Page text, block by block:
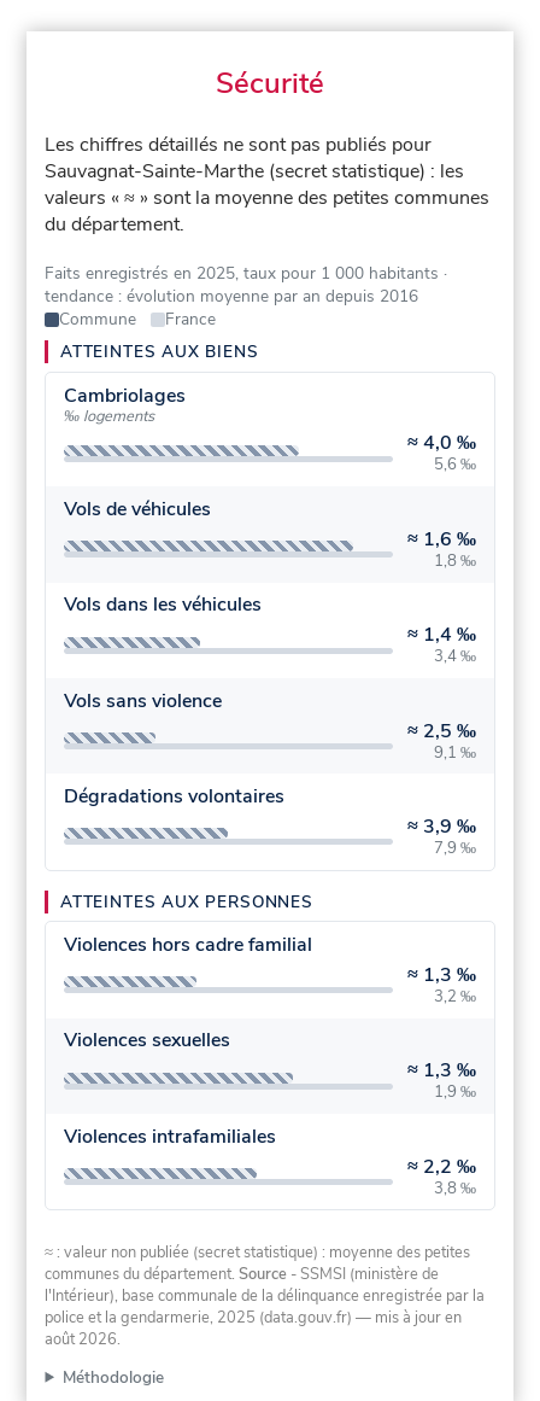
Sécurité
Les chiffres détaillés ne sont pas publiés pour
Sauvagnat-Sainte-Marthe (secret statistique) : les
valeurs « ≈ » sont la moyenne des petites communes
du département.
Faits enregistrés en 2025, taux pour 1 000 habitants ·
tendance : évolution moyenne par an depuis 2016
Commune
France
ATTEINTES AUX BIENS
Cambriolages
‰ logements
≈4,0 ‰
5,6 ‰
Vols de véhicules
≈ 1,6 ‰
1,8 ‰
Vols dans les véhicules
≈ 1,4 ‰
3,4 ‰
Vols sans violence
≈ 2,5 ‰
9,1 ‰
Dégradations volontaires
≈ 3,9 ‰
7,9 ‰
ATTEINTES AUX PERSONNES
Violences hors cadre familial
≈ 1,3 ‰
3,2 ‰
Violences sexuelles
≈ 1,3 ‰
1,9 ‰
Violences intrafamiliales
≈ 2,2 ‰
3,8 ‰
≈ : valeur non publiée (secret statistique) : moyenne des petites
communes du département.Source - SSMSI (ministère de
l'Intérieur), base communale de la délinquance enregistrée par la
police et la gendarmerie, 2025 (data.gouv.fr) — mis à jour en
août 2026.
Méthodologie